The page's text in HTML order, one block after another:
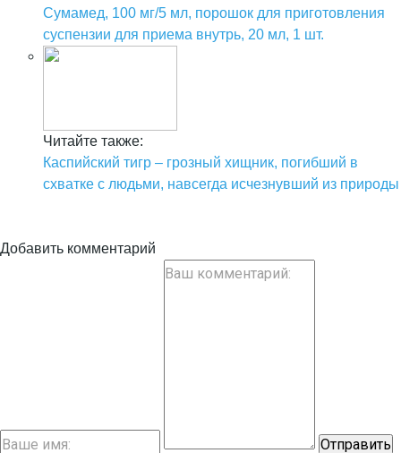
Сумамед, 100 мг/5 мл, порошок для приготовления
суспензии для приема внутрь, 20 мл, 1 шт.
Читайте также:
Каспийский тигр – грозный хищник, погибший в
схватке с людьми, навсегда исчезнувший из природы
Добавить комментарий